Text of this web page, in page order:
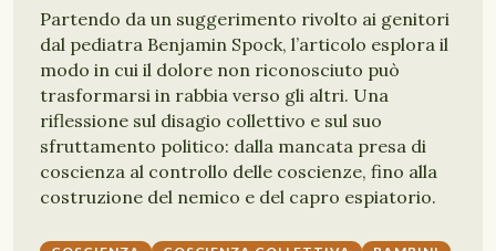
Partendo da un suggerimento rivolto ai genitori
dal pediatra Benjamin Spock, l’articolo esplora il
modo in cui il dolore non riconosciuto può
trasformarsi in rabbia verso gli altri. Una
riflessione sul disagio collettivo e sul suo
sfruttamento politico: dalla mancata presa di
coscienza al controllo delle coscienze, fino alla
costruzione del nemico e del capro espiatorio.